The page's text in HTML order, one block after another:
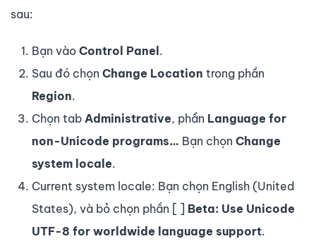
sau:
Bạn vào Control Panel .
Sau đó chọn Change Location trong phần
Region.
Chọn tab Administrative, phần Language for
non-Unicode programs… Bạn chọn Change
system locale.
Current system locale: Bạn chọn English (United
States), và bỏ chọn phần [ ] Beta: Use Unicode
UTF-8 for worldwide language support.